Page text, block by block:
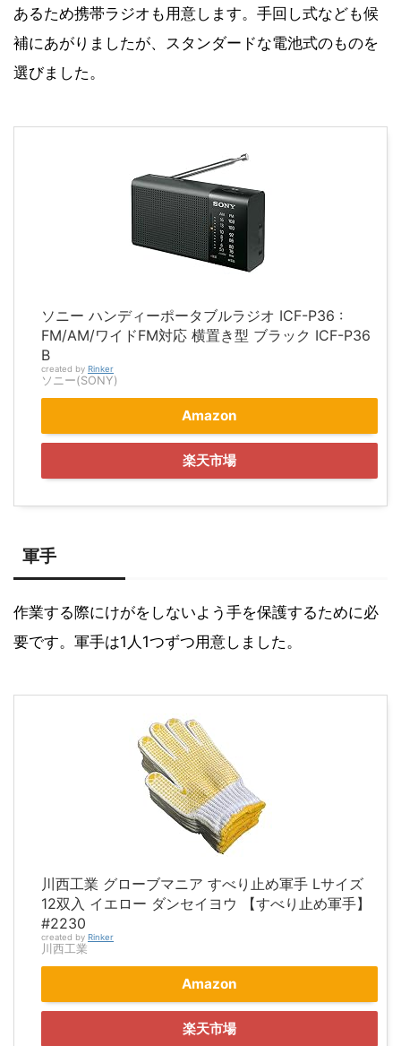
あるため携帯ラジオも用意します。手回し式なども候
補にあがりましたが、スタンダードな電池式のものを
選びました。
ソニー ハンディーポータブルラジオ ICF-P36 :
FM/AM/ワイドFM対応 横置き型 ブラック ICF-P36
B
created by Rinker
ソニー(SONY)
Amazon
楽天市場
軍手
作業する際にけがをしないよう手を保護するために必
要です。軍手は1人1つずつ用意しました。
川西工業 グローブマニア すべり止め軍手 Lサイズ
12双入 イエロー ダンセイヨウ 【すべり止め軍手】
#2230
created by Rinker
川西工業
Amazon
楽天市場